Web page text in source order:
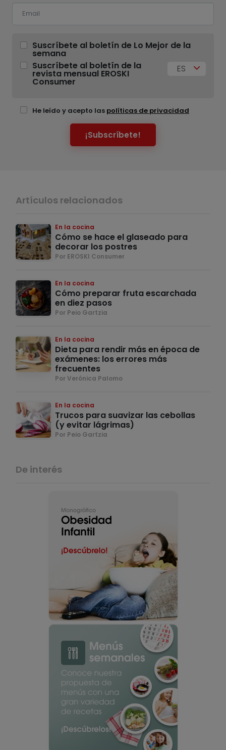
Suscríbete al boletín de Lo Mejor de la
semana
Suscríbete al boletín de la
revista mensual EROSKI
Consumer
ES
He leído y acepto las políticas de privacidad
¡Subscríbete!
Artículos relacionados
En la cocina
Cómo se hace el glaseado para
decorar los postres
Por EROSKI Consumer
En la cocina
Cómo preparar fruta escarchada
en diez pasos
Por Peio Gartzia
En la cocina
Dieta para rendir más en época de
exámenes: los errores más
frecuentes
Por Verónica Palomo
En la cocina
Trucos para suavizar las cebollas
(y evitar lágrimas)
Por Peio Gartzia
De interés